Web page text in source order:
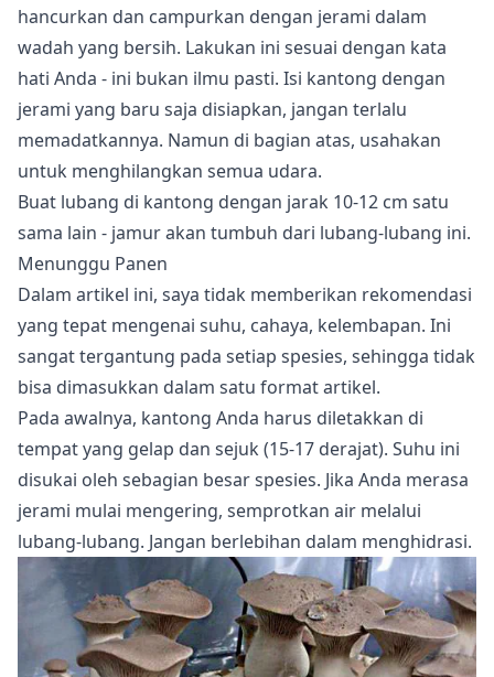
hancurkan dan campurkan dengan jerami dalam
wadah yang bersih. Lakukan ini sesuai dengan kata
hati Anda - ini bukan ilmu pasti. Isi kantong dengan
jerami yang baru saja disiapkan, jangan terlalu
memadatkannya. Namun di bagian atas, usahakan
untuk menghilangkan semua udara.
Buat lubang di kantong dengan jarak 10-12 cm satu
sama lain - jamur akan tumbuh dari lubang-lubang ini.
Menunggu Panen
Dalam artikel ini, saya tidak memberikan rekomendasi
yang tepat mengenai suhu, cahaya, kelembapan. Ini
sangat tergantung pada setiap spesies, sehingga tidak
bisa dimasukkan dalam satu format artikel.
Pada awalnya, kantong Anda harus diletakkan di
tempat yang gelap dan sejuk (15-17 derajat). Suhu ini
disukai oleh sebagian besar spesies. Jika Anda merasa
jerami mulai mengering, semprotkan air melalui
lubang-lubang. Jangan berlebihan dalam menghidrasi.